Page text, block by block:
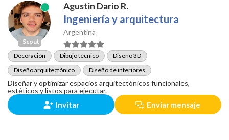
Scout
Agustin Dario R.
Ingeniería y arquitectura
Argentina
Decoración Dibujo técnico
Diseño 3D
Diseño arquitectónico
Diseño de interiores
Diseñar y optimizar espacios arquitectónicos funcionales,
estéticos y listos para ejecutar.
Invitar Enviar mensaje